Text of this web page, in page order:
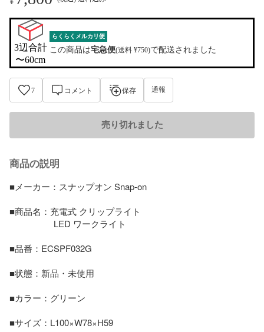
3辺合計
〜60cm
らくらくメルカリ便
この商品は宅急便(送料 ¥750)で配送されました
7 コメント 保存 通報
売り切れました
商品の説明
■メーカー：スナップオン Snap-on
■商品名：充電式 クリップライト
LED ワークライト
■品番：ECSPF032G
■状態：新品・未使用
■カラー：グリーン
■サイズ：L100×W78×H59